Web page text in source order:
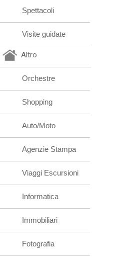
Spettacoli
Visite guidate
Altro
Orchestre
Shopping
Auto/Moto
Agenzie Stampa
Viaggi Escursioni
Informatica
Immobiliari
Fotografia